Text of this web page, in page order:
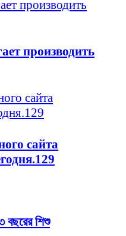
производить
сайта
বছরের শিশু